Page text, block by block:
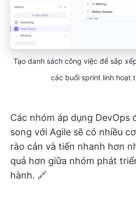
Tạo danh sách công việc để sắp
các buổi sprint linh hoạt
Các nhóm áp dụng DevOps
song với Agile sẽ có nhiều
rào cản và tiến nhanh hơn
quả hơn giữa nhóm phát
hành. 🔗